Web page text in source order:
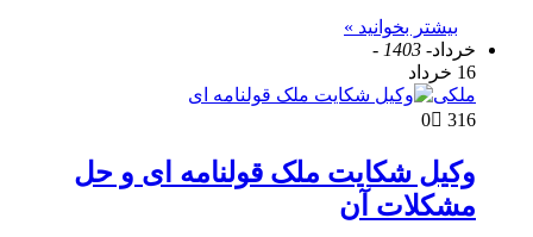
بیشتر بخوانید »
خرداد- 1403 -
16 خرداد
ملکی
0
316
وکیل شکایت ملک قولنامه ای و حل
مشکلات آن